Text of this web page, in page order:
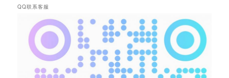
QQ联系客服